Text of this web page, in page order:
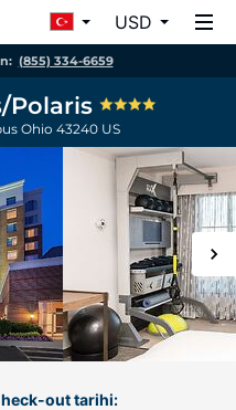
USD
(855) 334-6659
Polaris
Ohio 43240 US
out tarihi: